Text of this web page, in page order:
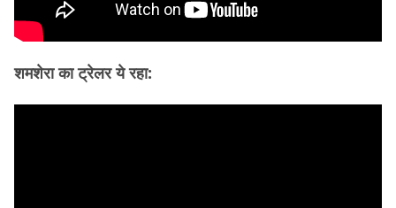
शमशेरा का ट्रेलर ये रहा: